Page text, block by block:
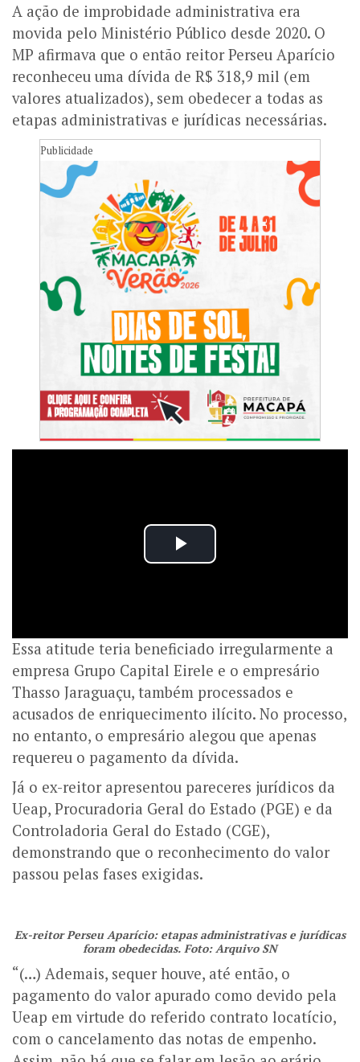
A ação de improbidade administrativa era
movida pelo Ministério Público desde 2020. O
MP afirmava que o então reitor Perseu Aparício
reconheceu uma dívida de R$ 318,9 mil (em
valores atualizados), sem obedecer a todas as
etapas administrativas e jurídicas necessárias.
Publicidade
Essa atitude teria beneficiado irregularmente a
empresa Grupo Capital Eirele e o empresário
Thasso Jaraguaçu, também processados e
acusados de enriquecimento ilícito. No processo,
no entanto, o empresário alegou que apenas
requereu o pagamento da dívida.
Já o ex-reitor apresentou pareceres jurídicos da
Ueap, Procuradoria Geral do Estado (PGE) e da
Controladoria Geral do Estado (CGE),
demonstrando que o reconhecimento do valor
passou pelas fases exigidas.
Ex-reitor Perseu Aparício: etapas administrativas e jurídicas
foram obedecidas. Foto: Arquivo SN
“(…) Ademais, sequer houve, até então, o
pagamento do valor apurado como devido pela
Ueap em virtude do referido contrato locatício,
com o cancelamento das notas de empenho.